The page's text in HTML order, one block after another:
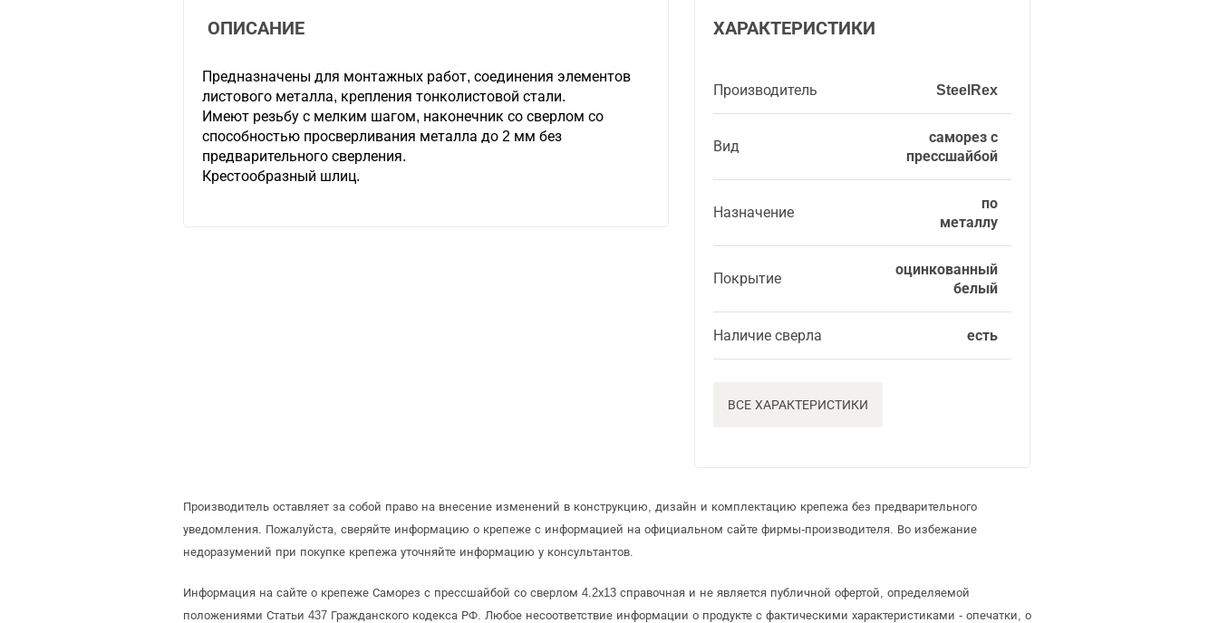
ХАРАКТЕРИСТИКИ
Производитель SteelRex
Вид
саморез с
прессшайбой
Назначение
по
металлу
Покрытие
оцинкованный
белый
Наличие сверла есть
ВСЕ ХАРАКТЕРИСТИКИ
ОПИСАНИЕ
Предназначены для монтажных работ, соединения элементов
листового металла, крепления тонколистовой стали.
Имеют резьбу с мелким шагом, наконечник со сверлом со
способностью просверливания металла до 2 мм без
предварительного сверления.
Крестообразный шлиц.
Производитель оставляет за собой право на внесение изменений в конструкцию, дизайн и комплектацию крепежа без предварительного
уведомления. Пожалуйста, сверяйте информацию о крепеже с информацией на официальном сайте фирмы-производителя. Во избежание
недоразумений при покупке крепежа уточняйте информацию у консультантов.
Информация на сайте о крепеже Саморез с прессшайбой со сверлом 4.2х13 справочная и не является публичной офертой, определяемой
положениями Статьи 437 Гражданского кодекса РФ. Любое несоответствие информации о продукте с фактическими характеристиками - опечатки, о